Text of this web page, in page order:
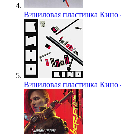
Виниловая пластинка Кино
Виниловая пластинка Кино